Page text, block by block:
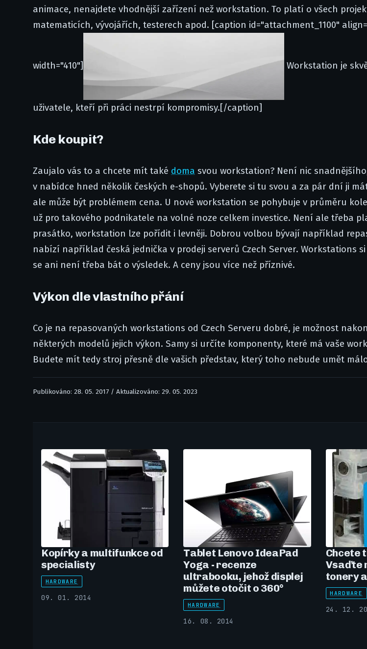
animace, nenajdete vhodnější zařízení než workstation. To platí o všech
matematicích, vývojářích, testerech apod. [caption id="attachment_1100"
width="410"] Workstation je
uživatele, kteří při práci nestrpí kompromisy.[/caption]
Kde koupit?
Zaujalo vás to a chcete mít také doma svou workstation? Není nic
v nabídce hned několik českých e-shopů. Vyberete si tu svou a za pár dní ji
ale může být problémem cena. U nové workstation se pohybuje v průměru
už pro takového podnikatele na volné noze celkem investice. Není ale třeba
prasátko, workstation lze pořídit i levněji. Dobrou volbou bývají například
nabízí například česká jednička v prodeji serverů Czech Server. Workstations
se ani není třeba bát o výsledek. A ceny jsou více než příznivé.
Výkon dle vlastního přání
Co je na repasovaných workstations od Czech Serveru dobré, je možnost
některých modelů jejich výkon. Samy si určíte komponenty, které má vaše
Budete mít tedy stroj přesně dle vašich představ, který toho nebude umět
Publikováno: 28. 05. 2017 / Aktualizováno: 29. 05. 2023
Kopírky a multifunkce od
specialisty
HARDWARE
09. 01. 2014
Tablet Lenovo IdeaPad
Yoga - recenze
ultrabooku, jehož displej
můžete otočit o 360°
HARDWARE
16. 08. 2014
Chcete
Vsaďte
tonery
HARDWARE
24. 12.